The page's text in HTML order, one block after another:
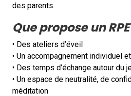
des parents.
Que propose un
• Des ateliers d’éveil
• Un accompagnement individuel
• Des temps d’échange autour du
• Un espace de neutralité, de
méditation